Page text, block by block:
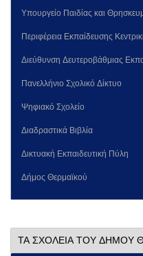
Υπουργείο Παιδίας και
Περιφέρεια Εκπαίδευσης
Διεύθυνση Δευτεροβάθμιας
Πανελλήνιο Σχολικό Δίκτυο
Ψηφιακό Σχολείο
Διαδραστικά Βιβλία
Δικτυακή Εκπαιδευτική Πύλη
Δήμος Θερμαϊκού
ΤΑ ΣΧΟΛΕΙΑ ΤΟΥ ΔΗΜΟΥ